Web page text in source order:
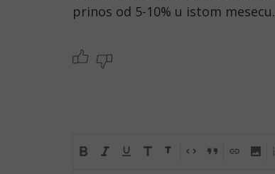
prinos od 5-10% u istom mesecu.